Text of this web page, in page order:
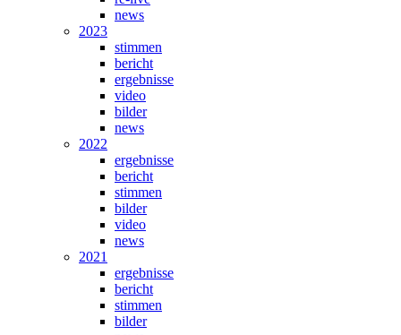
news
2023
stimmen
bericht
ergebnisse
video
bilder
news
2022
ergebnisse
bericht
stimmen
bilder
video
news
2021
ergebnisse
bericht
stimmen
bilder